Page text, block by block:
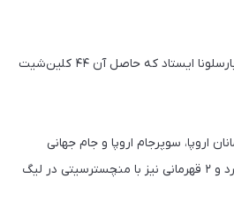
براوو، ۷۵ بار در درون دروازه بارسلونا ایستاد که حاصل آن ۴۴ کلین‌شیت
اروپا، سوپرجام اروپا و جام جهانی
باشگاه‌ها را با بلوگرانا تجربه کرد و ۲ قهرمانی نیز با منچسترسیتی در لیگ